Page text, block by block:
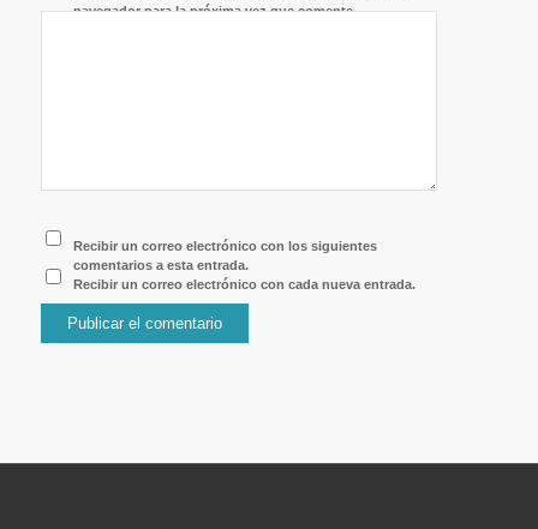
navegador para la próxima vez que comente.
Recibir un correo electrónico con los siguientes
comentarios a esta entrada.
Recibir un correo electrónico con cada nueva entrada.